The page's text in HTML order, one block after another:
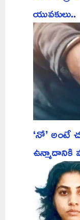
యువకులు..
‘నో’ అంటే